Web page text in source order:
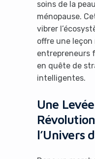
soins de la
ménopause.
vibrer
offre une
entrepreneurs
en quête de
intelligentes.
Une
l’Univers